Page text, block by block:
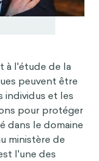
à l'étude de la
peuvent être
individus et les
pour protéger
dans le domaine
ministère de
l'une des